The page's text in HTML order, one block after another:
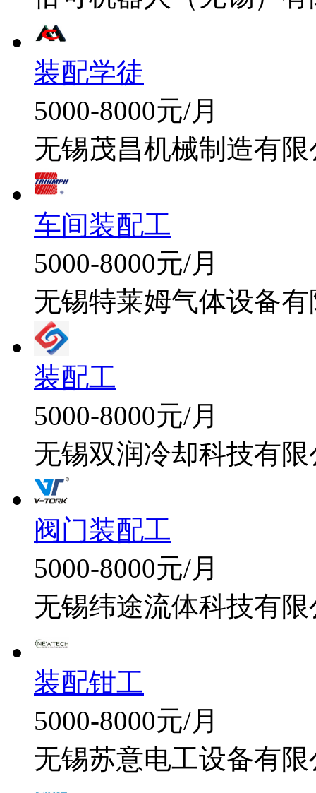
装配学徒
5000-8000元/月
无锡茂昌机械制造有限
车间装配工
5000-8000元/月
无锡特莱姆气体设备
装配工
5000-8000元/月
无锡双润冷却科技有限
阀门装配工
5000-8000元/月
无锡纬途流体科技有限
装配钳工
5000-8000元/月
无锡苏意电工设备有限